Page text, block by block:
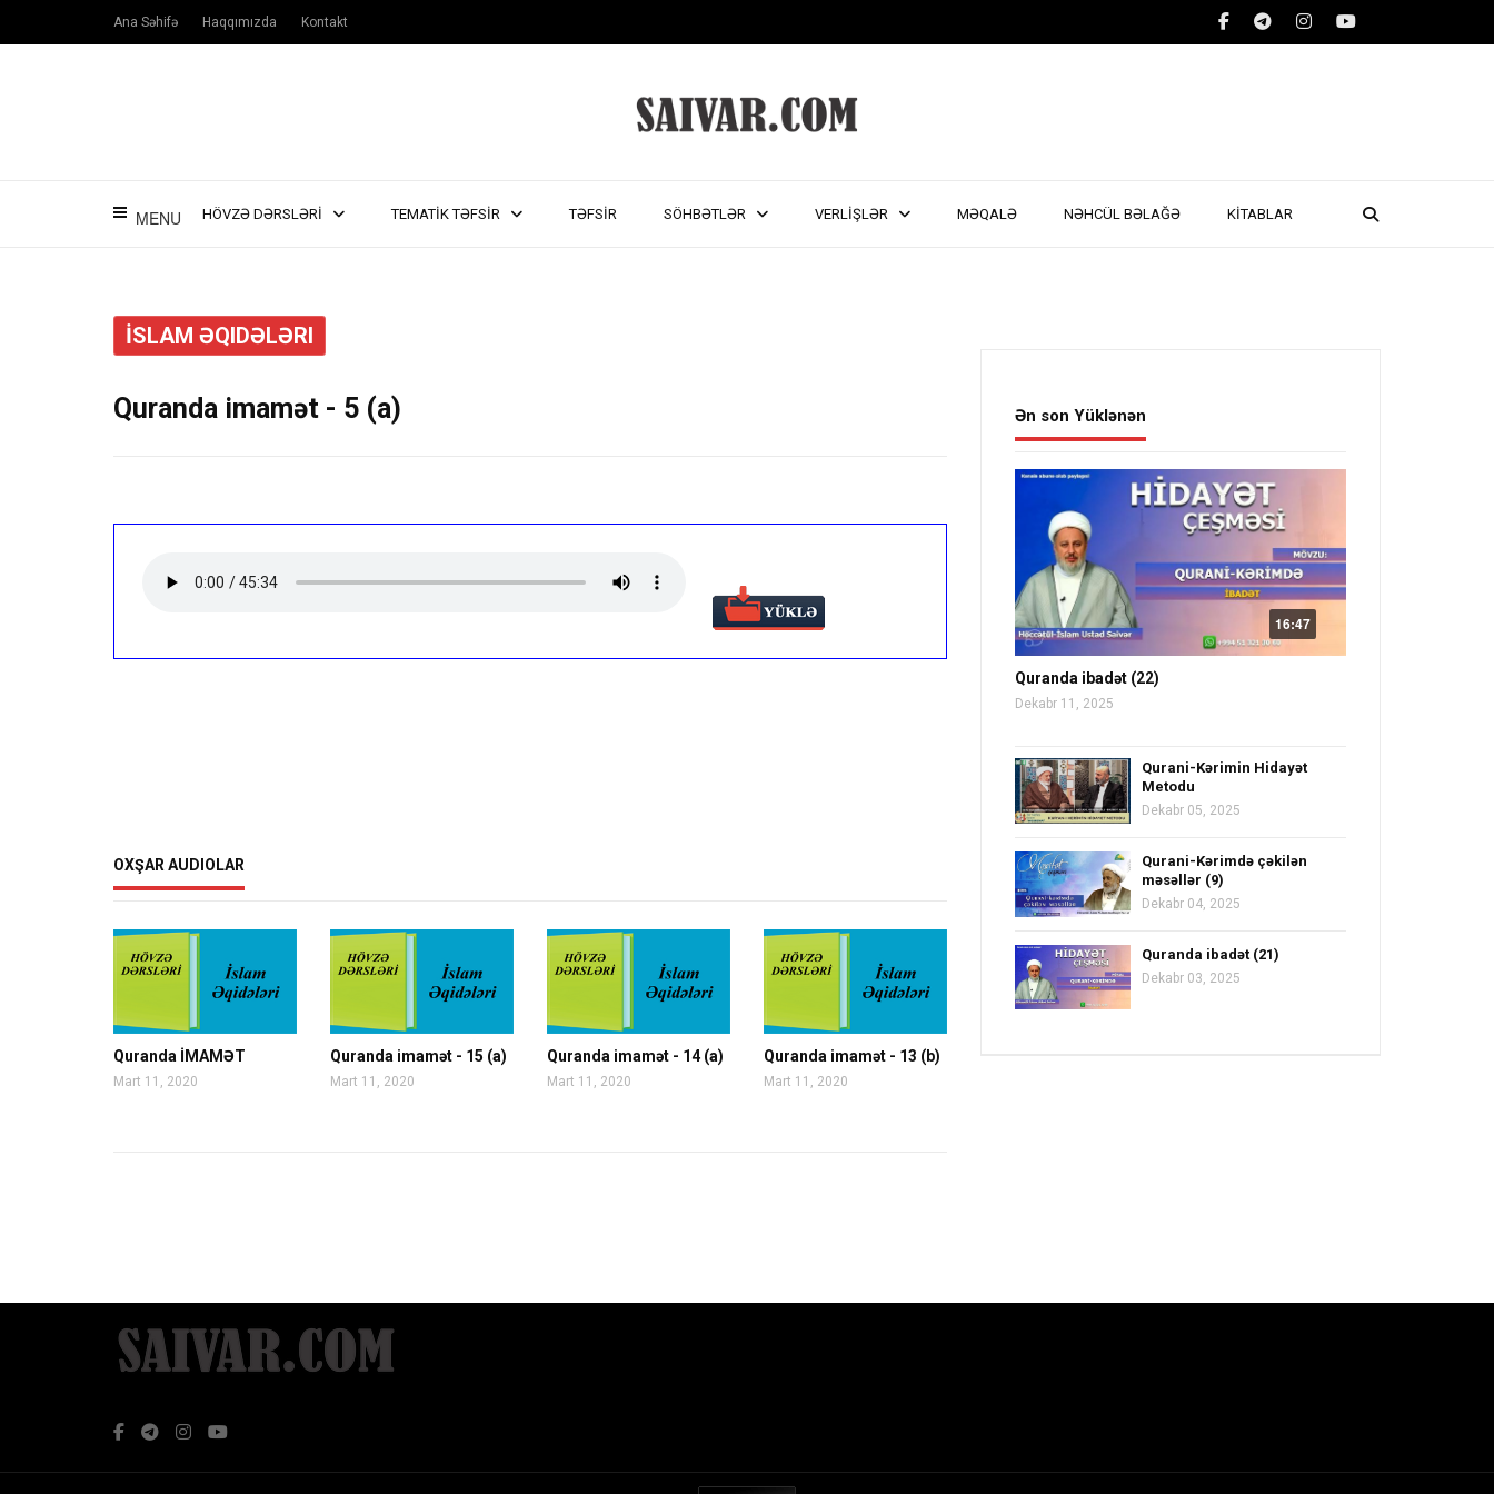
MENU HÖVZƏ DƏRSLƏRİ TEMATİK TƏFSİR TƏFSİR SÖHBƏTLƏR VERLİŞLƏR MƏQALƏ NƏHCÜL BƏLAĞƏ KİTABLAR
Ana Səhifə Haqqımızda Kontakt
İSLAM ƏQIDƏLƏRI
Quranda imamət - 5 (a)
OXŞAR AUDIOLAR
Quranda İMAMƏT
Mart 11, 2020
Quranda imamət - 15 (a)
Mart 11, 2020
Quranda imamət - 14 (a)
Mart 11, 2020
Quranda imamət - 13 (b)
Mart 11, 2020
Ən son Yüklənən
16:47
Quranda ibadət (22)
Dekabr 11, 2025
Qurani-Kərimin Hidayət
Metodu
Dekabr 05, 2025
Qurani-Kərimdə çəkilən
məsəllər (9)
Dekabr 04, 2025
Quranda ibadət (21)
Dekabr 03, 2025